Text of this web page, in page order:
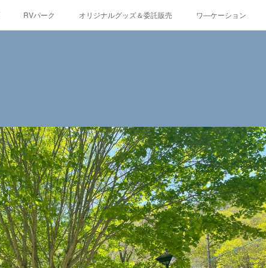
RVパーク オリジナルグッズ＆委託販売 ワ―ケーション